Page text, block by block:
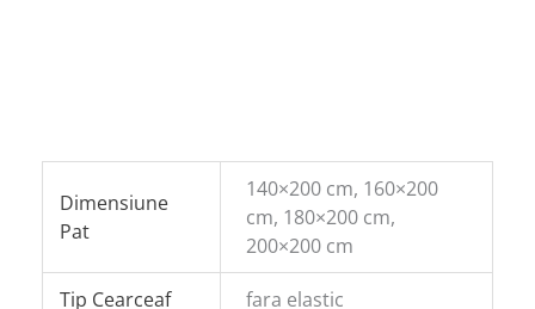
Dimensiune
Pat
140×200 cm, 160×200
cm, 180×200 cm,
200×200 cm
Tip Cearceaf fara elastic